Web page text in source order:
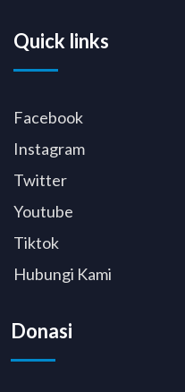
Quick links
Facebook
Instagram
Twitter
Youtube
Tiktok
Hubungi Kami
Donasi